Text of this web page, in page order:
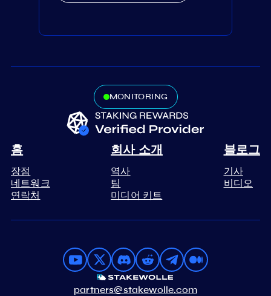
MONITORING
홈
장점
네트워크
연락처
회사 소개
역사
팀
미디어 키트
블로그
기사
비디오
partners@stakewolle.com